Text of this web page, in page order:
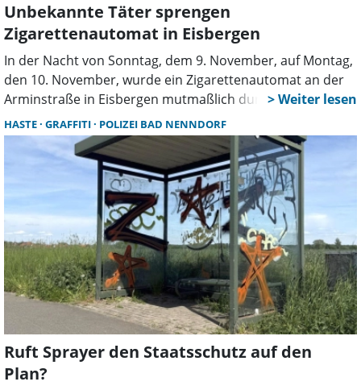
Unbekannte Täter sprengen
Zigarettenautomat in Eisbergen
In der Nacht von Sonntag, dem 9. November, auf Montag,
den 10. November, wurde ein Zigarettenautomat an der
Arminstraße in Eisbergen mutmaßlich durch eine
Explosion beschädigt. Nach bisherigen Erkenntnissen
fand die Tat zwischen etwa 22:00 Uhr und 08:30 Uhr statt.
Der oder die bislang unbekannten Täter setzten offenbar
Sprengmittel ein, um den Automaten gewaltsam zu
öffnen. Die Detonation beschädigte das Gerät erheblich.
Bei der Tatortaufnahme durch die Polizei stellte sich
heraus, dass sämtliche Zigarettenschachteln aus dem
Automaten entwendet worden waren. Da das Gerät
ausschließlich Kartenzahlungen akzeptiert, befand sich
nach derzeitigen Erkenntnissen kein Bargeld im Inneren.
HASTE GRAFFITI POLIZEI BAD NENNDORF
Ruft Sprayer den Staatsschutz auf den
Plan?